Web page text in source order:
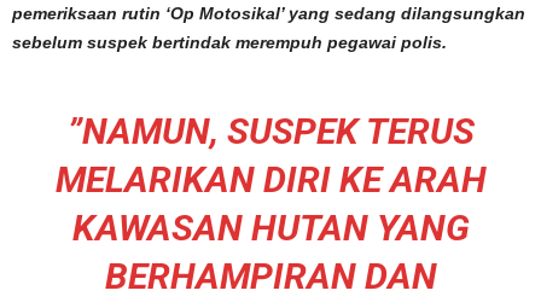
pemeriksaan rutin ‘Op Motosikal’ yang sedang dilangsungkan
sebelum suspek bertindak merempuh pegawai polis.
”NAMUN, SUSPEK TERUS
MELARIKAN DIRI KE ARAH
KAWASAN HUTAN YANG
BERHAMPIRAN DAN